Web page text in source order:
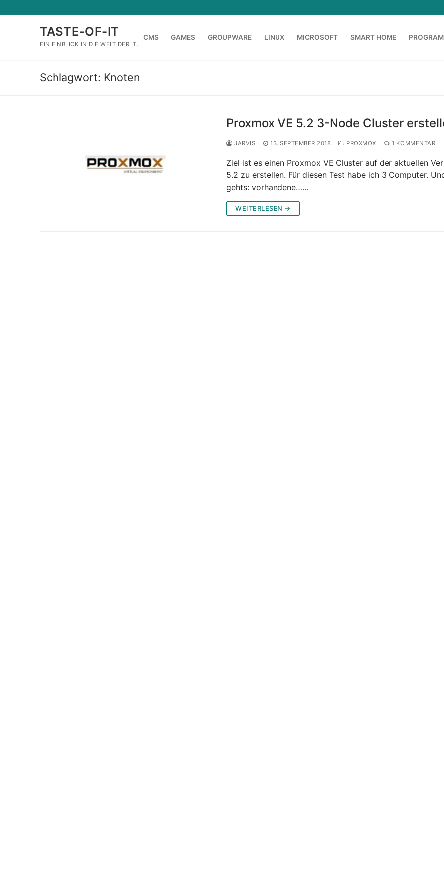
Inhalt
TASTE-OF-IT
EIN EINBLICK IN DIE WELT DER IT.
CMS GAMES GROUPWARE LINUX MICROSOFT SMART HOME
Schlagwort: Knoten
Proxmox VE 5.2 3-Node Cluster
JARVIS 13. SEPTEMBER 2018 PROXMOX 1 KOMMENTAR
Ziel ist es einen Proxmox VE Cluster auf der aktuellen
5.2 zu erstellen. Für diesen Test habe ich 3 Computer.
gehts: vorhandene……
WEITERLESEN →